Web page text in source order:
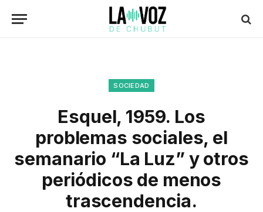
SOCIEDAD
Esquel, 1959. Los
problemas sociales, el
semanario “La Luz” y otros
periódicos de menos
trascendencia.